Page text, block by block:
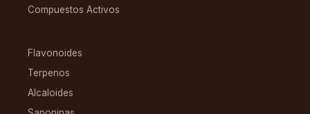
Compuestos Activos
Flavonoides
Terpenos
Alcaloides